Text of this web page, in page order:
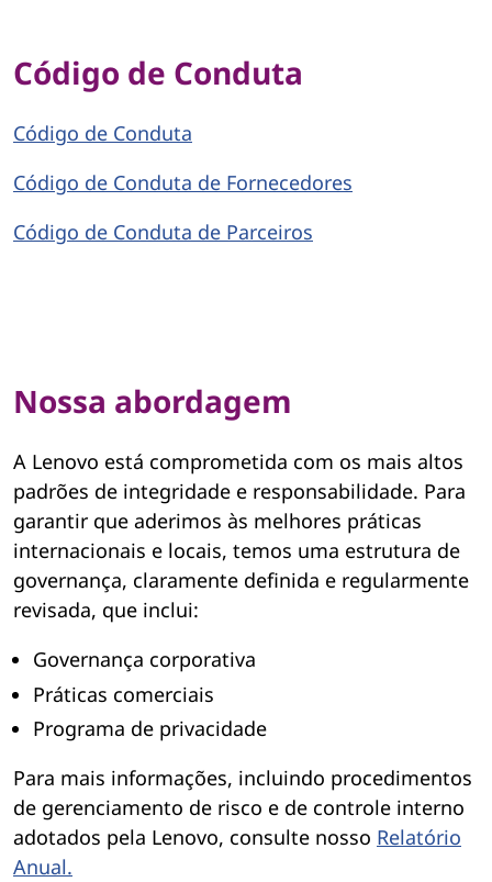
a
d
e
o
a
Código de Conduta
Código de Conduta
Código de Conduta de Fornecedores
Código de Conduta de Parceiros
Nossa abordagem
A Lenovo está comprometida com os mais altos
padrões de integridade e responsabilidade. Para
garantir que aderimos às melhores práticas
internacionais e locais, temos uma estrutura de
governança, claramente definida e regularmente
revisada, que inclui:
Governança corporativa
Práticas comerciais
Programa de privacidade
Para mais informações, incluindo procedimentos
de gerenciamento de risco e de controle interno
adotados pela Lenovo, consulte nosso Relatório
Anual.